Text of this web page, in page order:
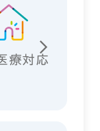
療対応